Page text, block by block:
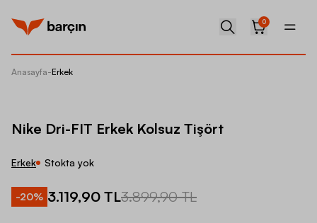
0
Anasayfa-Erkek
Nike Dri-FIT Erkek Kolsuz Tişört
Erkek Stokta yok
-20% 3.119,90 TL3.899,90 TL